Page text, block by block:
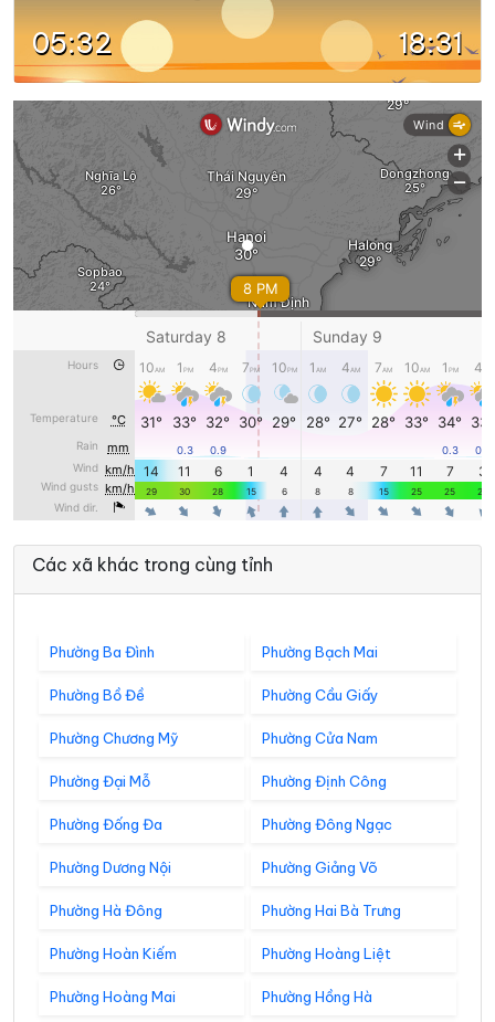
05:32 18:31
Các xã khác trong cùng tỉnh
Phường Ba Đình Phường Bạch Mai
Phường Bồ Đề Phường Cầu Giấy
Phường Chương Mỹ Phường Cửa Nam
Phường Đại Mỗ Phường Định Công
Phường Đống Đa Phường Đông Ngạc
Phường Dương Nội Phường Giảng Võ
Phường Hà Đông Phường Hai Bà Trưng
Phường Hoàn Kiếm Phường Hoàng Liệt
Phường Hoàng Mai Phường Hồng Hà